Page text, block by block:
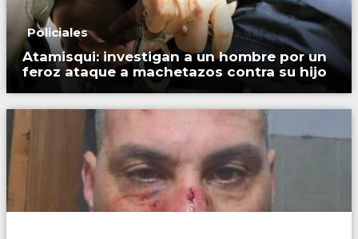
Policiales
Atamisqui: investigan a un hombre por un
feroz ataque a machetazos contra su hijo